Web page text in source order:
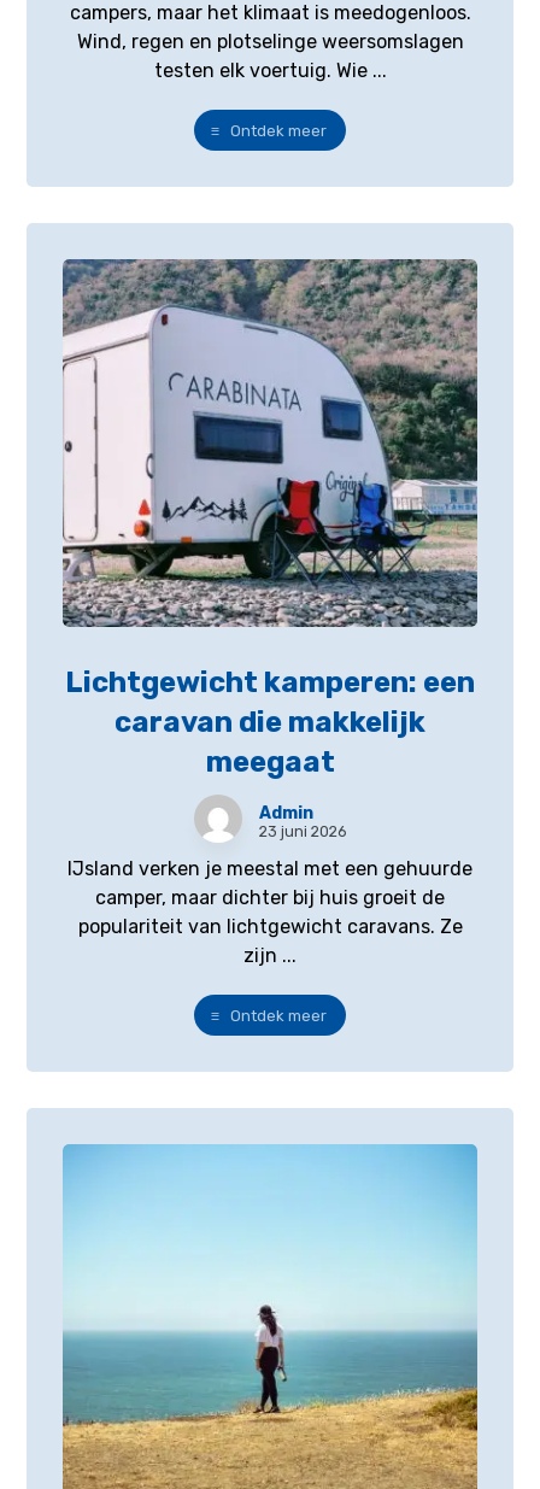
campers, maar het klimaat is meedogenloos.
Wind, regen en plotselinge weersomslagen
testen elk voertuig. Wie ...
Ontdek meer
Lichtgewicht kamperen: een
caravan die makkelijk
meegaat
Admin
23 juni 2026
IJsland verken je meestal met een gehuurde
camper, maar dichter bij huis groeit de
populariteit van lichtgewicht caravans. Ze
zijn ...
Ontdek meer